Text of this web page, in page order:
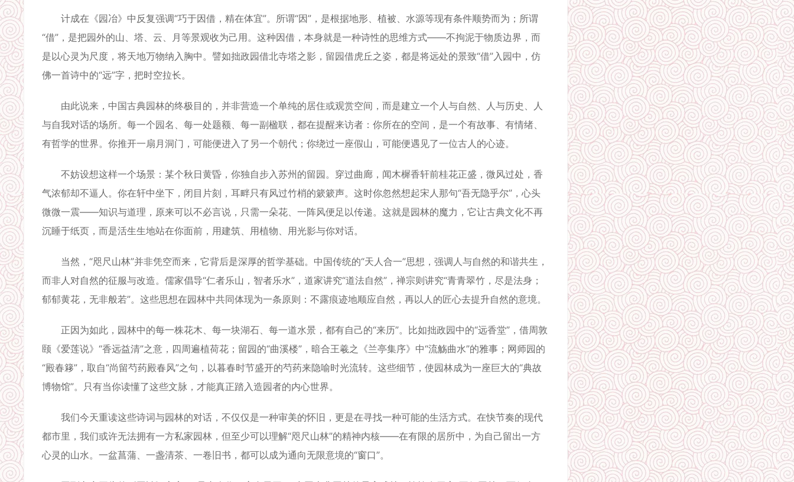
计成在《园冶》中反复强调“巧于因借，精在体宜”。所谓“因”，是根据地形、植被、水源等现有条件顺势而为；所谓
“借”，是把园外的山、塔、云、月等景观收为己用。这种因借，本身就是一种诗性的思维方式——不拘泥于物质边界，而
是以心灵为尺度，将天地万物纳入胸中。譬如拙政园借北寺塔之影，留园借虎丘之姿，都是将远处的景致“借”入园中，仿
佛一首诗中的“远”字，把时空拉长。
由此说来，中国古典园林的终极目的，并非营造一个单纯的居住或观赏空间，而是建立一个人与自然、人与历史、人
与自我对话的场所。每一个园名、每一处题额、每一副楹联，都在提醒来访者：你所在的空间，是一个有故事、有情绪、
有哲学的世界。你推开一扇月洞门，可能便进入了另一个朝代；你绕过一座假山，可能便遇见了一位古人的心迹。
不妨设想这样一个场景：某个秋日黄昏，你独自步入苏州的留园。穿过曲廊，闻木樨香轩前桂花正盛，微风过处，香
气浓郁却不逼人。你在轩中坐下，闭目片刻，耳畔只有风过竹梢的簌簌声。这时你忽然想起宋人那句“吾无隐乎尔”，心头
微微一震——知识与道理，原来可以不必言说，只需一朵花、一阵风便足以传递。这就是园林的魔力，它让古典文化不再
沉睡于纸页，而是活生生地站在你面前，用建筑、用植物、用光影与你对话。
当然，“咫尺山林”并非凭空而来，它背后是深厚的哲学基础。中国传统的“天人合一”思想，强调人与自然的和谐共生，
而非人对自然的征服与改造。儒家倡导“仁者乐山，智者乐水”，道家讲究“道法自然”，禅宗则讲究“青青翠竹，尽是法身；
郁郁黄花，无非般若”。这些思想在园林中共同体现为一条原则：不露痕迹地顺应自然，再以人的匠心去提升自然的意境。
正因为如此，园林中的每一株花木、每一块湖石、每一道水景，都有自己的“来历”。比如拙政园中的“远香堂”，借周敦
颐《爱莲说》“香远益清”之意，四周遍植荷花；留园的“曲溪楼”，暗合王羲之《兰亭集序》中“流觞曲水”的雅事；网师园的
“殿春簃”，取自“尚留芍药殿春风”之句，以暮春时节盛开的芍药来隐喻时光流转。这些细节，使园林成为一座巨大的“典故
博物馆”。只有当你读懂了这些文脉，才能真正踏入造园者的内心世界。
我们今天重读这些诗词与园林的对话，不仅仅是一种审美的怀旧，更是在寻找一种可能的生活方式。在快节奏的现代
都市里，我们或许无法拥有一方私家园林，但至少可以理解“咫尺山林”的精神内核——在有限的居所中，为自己留出一方
心灵的山水。一盆菖蒲、一盏清茶、一卷旧书，都可以成为通向无限意境的“窗口”。